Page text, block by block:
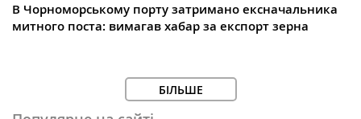
В Чорноморському порту затримано ексначальника
митного поста: вимагав хабар за експорт зерна
БІЛЬШЕ